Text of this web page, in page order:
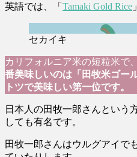
英語では、「 Tamaki Gold Rice
セカイキ
カリフォルニア米の短粒米で、
番美味しいのは「田牧米ゴー
トツで美味しい第一位です。
日本人の田牧一郎さんという
しても有名です。
田牧一郎さんはウルグアイで